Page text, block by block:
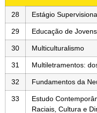
28 Estágio
29 Educação de
30 Multiculturalismo
31 Multiletramentos:
32 Fundamentos da
33
Estudo
Raciais, Cultura e